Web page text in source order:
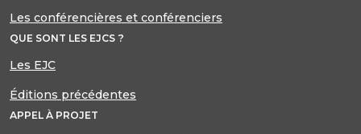
Les conférencières et conférenciers
QUE SONT LES EJCS ?
Les EJC
Éditions précédentes
APPEL À PROJET